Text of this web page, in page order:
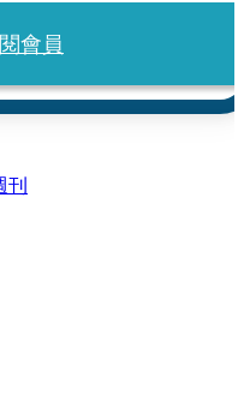
會員
刊